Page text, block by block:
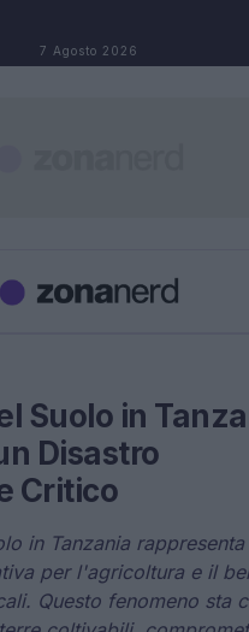
7 Agosto 2026
Suolo in
Disastro
Critico
in Tanzania rappresenta
per l'agricoltura e il
Questo fenomeno sta